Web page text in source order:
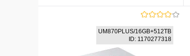
В корзину
UM870PLUS/16GB+512TB
ID: 1170277318